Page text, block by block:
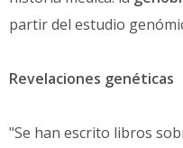
partir del estudio
Revelaciones genéticas
"Se han escrito libros